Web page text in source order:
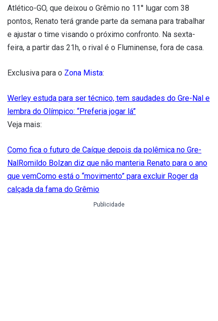
Atlético-GO, que deixou o Grêmio no 11° lugar com 38
pontos, Renato terá grande parte da semana para trabalhar
e ajustar o time visando o próximo confronto. Na sexta-
feira, a partir das 21h, o rival é o Fluminense, fora de casa.
Exclusiva para o Zona Mista:
Werley estuda para ser técnico, tem saudades do Gre-Nal e
lembra do Olímpico: “Preferia jogar lá”
Veja mais:
Como fica o futuro de Caíque depois da polêmica no Gre-
NalRomildo Bolzan diz que não manteria Renato para o ano
que vemComo está o “movimento” para excluir Roger da
calçada da fama do Grêmio
Publicidade